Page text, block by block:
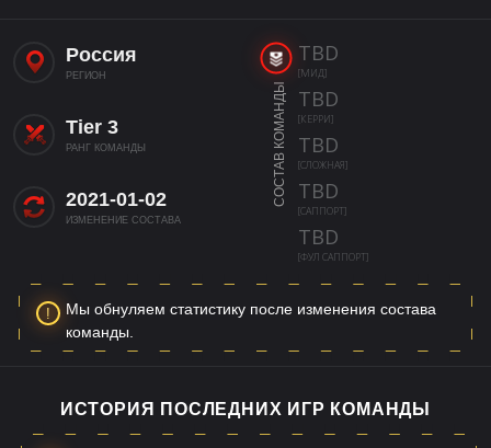
Россия
РЕГИОН
Tier 3
РАНГ КОМАНДЫ
2021-01-02
ИЗМЕНЕНИЕ СОСТАВА
СОСТАВ КОМАНДЫ
TBD
[МИД]
TBD
[КЕРРИ]
TBD
[СЛОЖНАЯ]
TBD
[САППОРТ]
TBD
[ФУЛ САППОРТ]
Мы обнуляем статистику после изменения состава
команды.
ИСТОРИЯ ПОСЛЕДНИХ ИГР КОМАНДЫ